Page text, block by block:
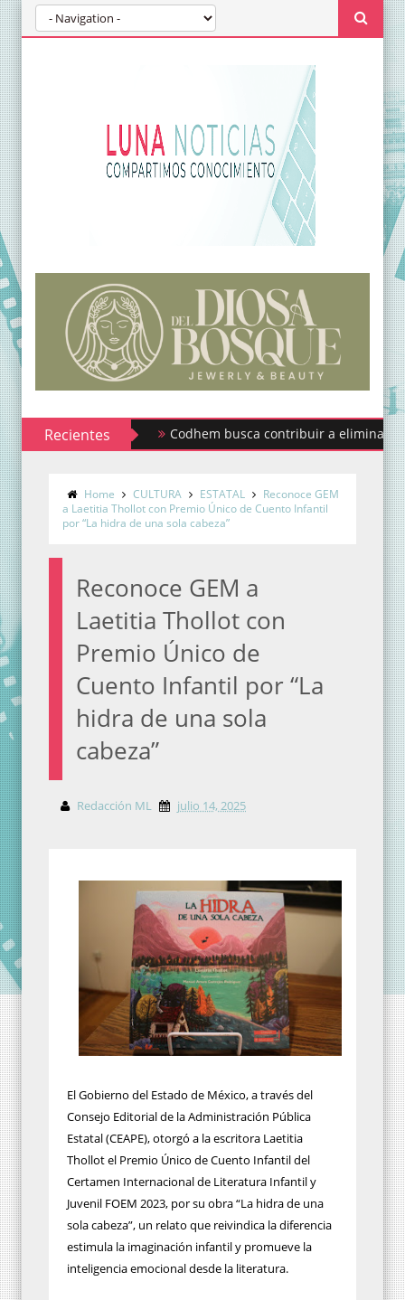
Recientes
Codhem busca contribuir a eliminar los
Sindicato de Maestros al Servicio del Estado
Home CULTURA ESTATAL
Reconoce GEM
a Laetitia Thollot con Premio Único de Cuento Infantil
por “La hidra de una sola cabeza”
Reconoce GEM a
Laetitia Thollot con
Premio Único de
Cuento Infantil por “La
hidra de una sola
cabeza”
Redacción ML julio 14, 2025
El Gobierno del Estado de México, a través del
Consejo Editorial de la Administración Pública
Estatal (CEAPE), otorgó a la escritora Laetitia
Thollot el Premio Único de Cuento Infantil del
Certamen Internacional de Literatura Infantil y
Juvenil FOEM 2023, por su obra “La hidra de una
sola cabeza”, un relato que reivindica la diferencia
estimula la imaginación infantil y promueve la
inteligencia emocional desde la literatura.